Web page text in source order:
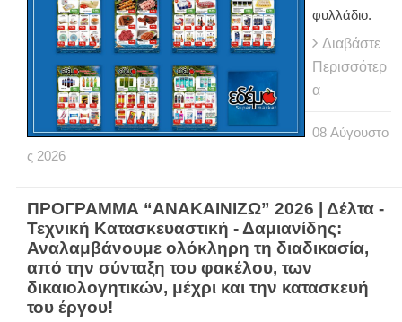
φυλλάδιο.
Διαβάστε
Περισσότερ
α
08 Αύγουστο
ς 2026
ΠΡΟΓΡΑΜΜΑ “ΑΝΑΚΑΙΝΙΖΩ” 2026 | Δέλτα -
Τεχνική Κατασκευαστική - Δαμιανίδης:
Αναλαμβάνουμε ολόκληρη τη διαδικασία,
από την σύνταξη του φακέλου, των
δικαιολογητικών, μέχρι και την κατασκευή
του έργου!